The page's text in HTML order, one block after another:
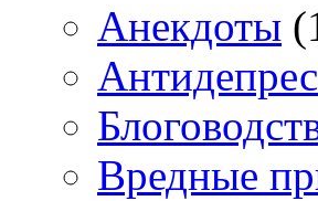
Анекдоты
Вредные